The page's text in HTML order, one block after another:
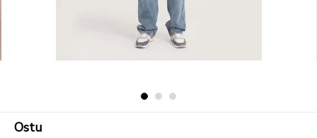
Ostu